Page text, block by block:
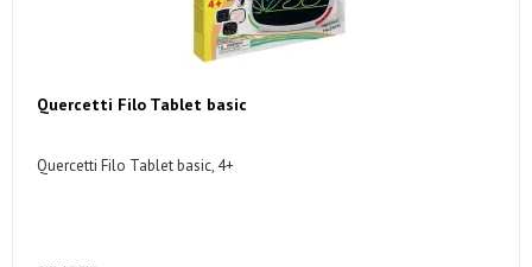
Quercetti Filo Tablet basic
Quercetti Filo Tablet basic, 4+